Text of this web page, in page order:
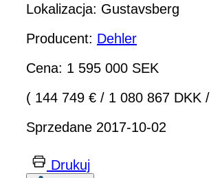
Lokalizacja: Gustavsberg
Producent: Dehler
Cena: 1 595 000 SEK
( 144 749 € / 1 080 867 DKK /
Sprzedane 2017-10-02
Drukuj